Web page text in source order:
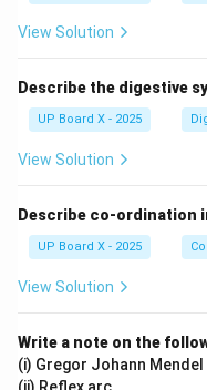
View Solution
Describe the digestive
UP Board X - 2025
View Solution
Describe co-ordination
UP Board X - 2025
View Solution
Write a note on the
(i) Gregor Johann Mendel